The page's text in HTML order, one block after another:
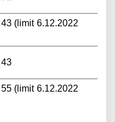
(limit 6.12.2022
(limit 6.12.2022